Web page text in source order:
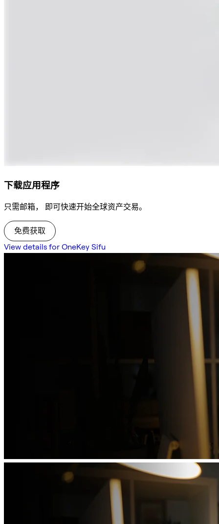
下载应用程序
只需邮箱， 即可快速开始全球资产交易。
免费获取
View details for OneKey Sifu